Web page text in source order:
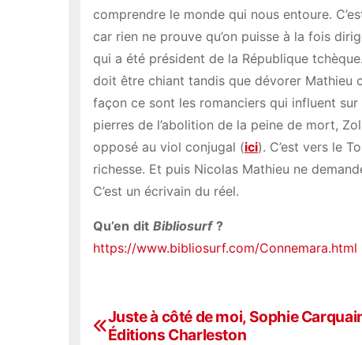
comprendre le monde qui nous entoure.
car rien ne prouve qu’on puisse à la fois
qui a été président de la République
doit être chiant tandis que dévorer Mathieu
façon ce sont les romanciers qui influent sur
pierres de l’abolition de la peine de mort,
opposé au viol conjugal (ici). C’est vers le
richesse. Et puis Nicolas Mathieu ne
C’est un écrivain du réel.
Qu’en dit Bibliosurf ?
https://www.bibliosurf.com/Connemara.html
NJuste à côté de moi, Sophie
Éditions Charleston